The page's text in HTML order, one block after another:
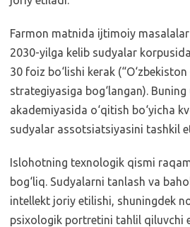
Farmon matnida ijtimoiy
2030-yilga kelib sudyalar
30 foiz bo‘lishi kerak
strategiyasiga bog‘langan).
akademiyasida o‘qitish bo‘yicha
sudyalar assotsiatsiyasini tashkil
Islohotning texnologik qismi
bog‘liq. Sudyalarni tanlash va
intellekt joriy etilishi, shuningdek
psixologik portretini tahlil qiluvchi